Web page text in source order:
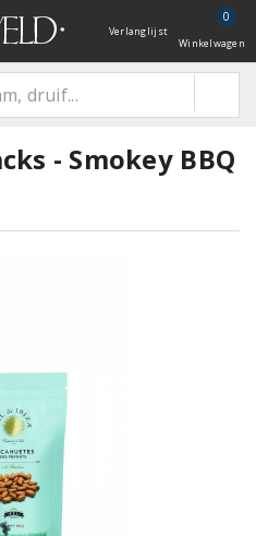
Verlanglijst
0
Winkelwagen
- Smokey BBQ